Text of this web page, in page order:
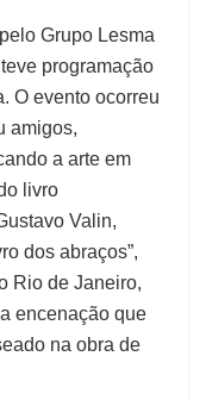
Grupo Lesma
programação
O evento ocorreu
amigos,
a arte em
livro
Valin,
dos abraços”,
Rio de Janeiro,
encenação que
na obra de